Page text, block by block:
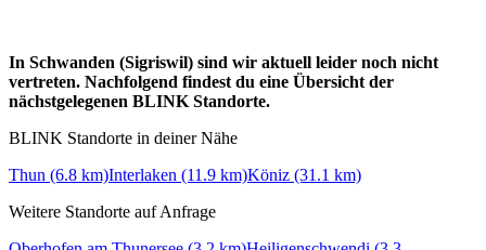
In Schwanden (Sigriswil) sind wir aktuell leider noch nicht
vertreten. Nachfolgend findest du eine Übersicht der
nächstgelegenen BLINK Standorte.
BLINK Standorte in deiner Nähe
Thun (6.8 km)Interlaken (11.9 km)Köniz (31.1 km)
Weitere Standorte auf Anfrage